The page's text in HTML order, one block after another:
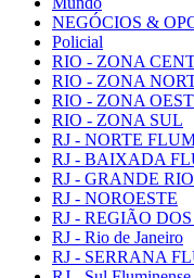
NEGÓCIOS &
Policial
RIO - ZONA
RIO - ZONA
RIO - ZONA
RIO - ZONA SUL
RJ - NORTE
RJ - BAIXADA
RJ - GRANDE RIO
RJ - NOROESTE
RJ - REGIÃO
RJ - Rio de Janeiro
RJ - SERRANA